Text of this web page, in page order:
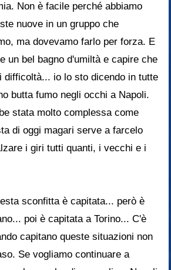
Non è facile perché abbiamo
nuove in un gruppo che
ma dovevamo farlo per forza. E
un bel bagno d'umiltà e capire che
difficoltà... io lo sto dicendo in tutte
butta fumo negli occhi a Napoli.
stata molto complessa come
di oggi magari serve a farcelo
i giri tutti quanti, i vecchi e i
sconfitta è capitata... però è
poi è capitata a Torino... C'è
capitano queste situazioni non
Se vogliamo continuare a